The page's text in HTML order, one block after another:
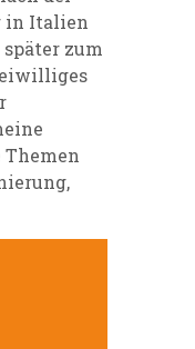
in Italien
zum